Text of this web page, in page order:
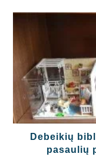
Debeikių
pasaulių